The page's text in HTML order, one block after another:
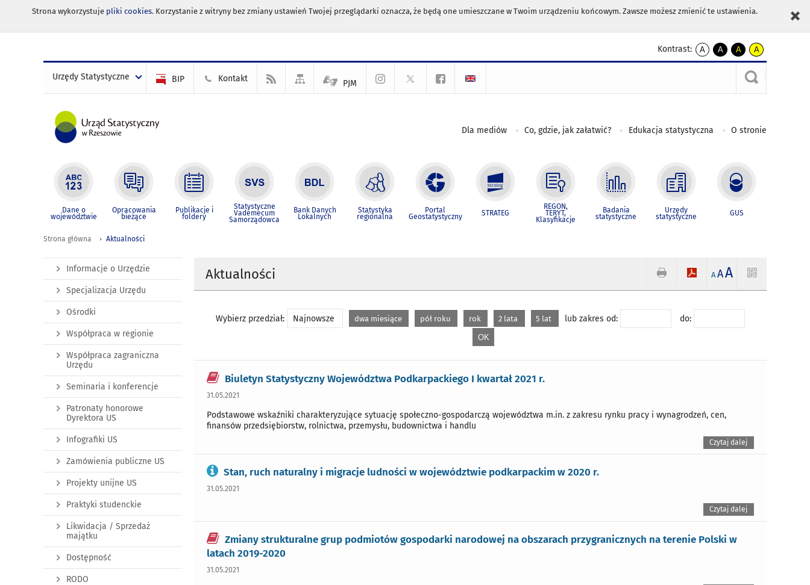
Strona wykorzystuje pliki cookies. Korzystanie z witryny bez zmiany ustawień Twojej przeglądarki oznacza, że będą one umieszczane w Twoim urządzeniu końcowym. Zawsze możesz zmienić te ustawienia.
Kontrast:
A
kontrast
A
kontrast
czarnym
A
kontrast
żółty
tekst
czarnym
A
kontrast
czarny
tekst
żółtym
Urzędy Statystyczne BIP Kontakt PJM
Dla mediów Co, gdzie, jak załatwić? Edukacja statystyczna O stronie
Dane o
województwie
Opracowania
bieżące
Publikacje i
foldery
Statystyczne
Vademecum
Samorządowca
Bank Danych
Lokalnych
Statystyka
regionalna
Portal
Geostatystyczny STRATEG
REGON,
TERYT,
Klasyfikacje
Badania
statystyczne
Urzędy
statystyczne GUS
Strona główna Aktualności
Aktualności A AA
Wybierz przedział: Najnowsze dwa miesiące pół roku rok 2 lata 5 lat lub zakres od: do:
Biuletyn Statystyczny Województwa Podkarpackiego I kwartał 2021 r.
31.05.2021
Podstawowe wskaźniki charakteryzujące sytuację społeczno-gospodarczą województwa m.in. z zakresu rynku pracy i wynagrodzeń, cen,
finansów przedsiębiorstw, rolnictwa, przemysłu, budownictwa i handlu
Czytaj dalej
Stan, ruch naturalny i migracje ludności w województwie podkarpackim w 2020 r.
31.05.2021
Czytaj dalej
Zmiany strukturalne grup podmiotów gospodarki narodowej na obszarach przygranicznych na terenie Polski w
latach 2019-2020
31.05.2021
Informacje o Urzędzie
Specjalizacja Urzędu
Ośrodki
Współpraca w regionie
Współpraca zagraniczna
Urzędu
Seminaria i konferencje
Patronaty honorowe
Dyrektora US
Infografiki US
Zamówienia publiczne US
Projekty unijne US
Praktyki studenckie
Likwidacja / Sprzedaż
majątku
Dostępność
RODO